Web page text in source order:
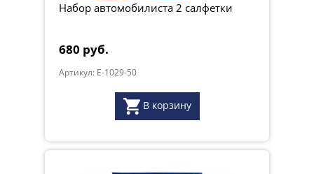
Набор автомобилиста 2 салфетки
680 руб.
Артикул: E-1029-50
В корзину